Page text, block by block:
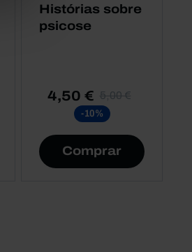
Histórias sobre
psicose
4,50 € 5,00 €
-10%
Comprar